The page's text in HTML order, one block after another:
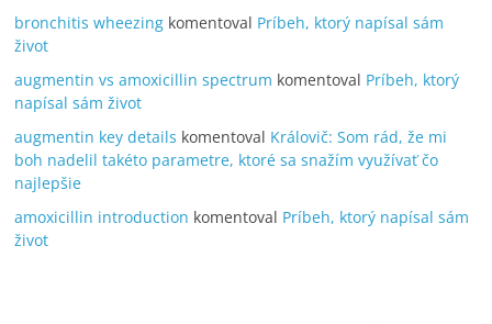
bronchitis wheezing komentoval Príbeh, ktorý napísal sám
život
augmentin vs amoxicillin spectrum komentoval Príbeh, ktorý
napísal sám život
augmentin key details komentoval Královič: Som rád, že mi
boh nadelil takéto parametre, ktoré sa snažím využívať čo
najlepšie
amoxicillin introduction komentoval Príbeh, ktorý napísal sám
život